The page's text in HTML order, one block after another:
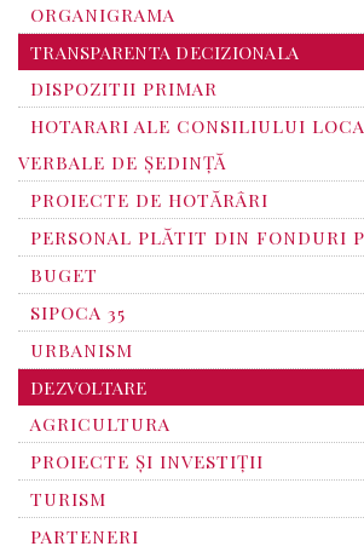
ORGANIGRAMA
TRANSPARENTA DECIZIONALA
DISPOZITII PRIMAR
HOTARARI ALE CONSILIULUI
VERBALE DE ȘEDINȚĂ
PROIECTE DE HOTĂRÂRI
PERSONAL PLĂTIT DIN FONDURI
BUGET
SIPOCA 35
URBANISM
DEZVOLTARE
AGRICULTURA
PROIECTE ȘI INVESTIȚII
TURISM
PARTENERI